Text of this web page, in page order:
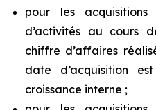
pour les
d’activités au cours
chiffre d’affaires
date d’acquisition
croissance interne ;